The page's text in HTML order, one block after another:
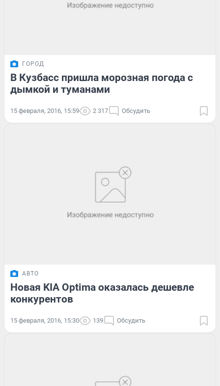
ГОРОД
В Кузбасс пришла морозная погода с
дымкой и туманами
15 февраля, 2016, 15:59 2 317 Обсудить
АВТО
Новая KIA Optima оказалась дешевле
конкурентов
15 февраля, 2016, 15:30 139 Обсудить